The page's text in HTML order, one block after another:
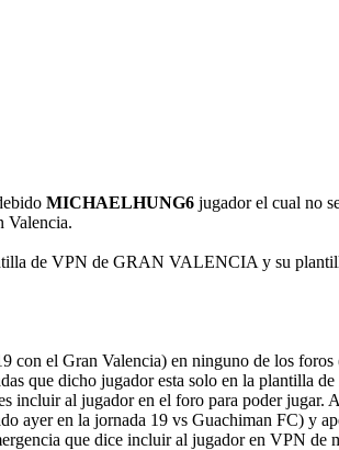
MICHAELHUNG6 jugador el cual no
Valencia.
de VPN de GRAN VALENCIA y su
con el Gran Valencia) en ninguno de los
que dicho jugador esta solo en la plantilla
incluir al jugador en el foro para poder jugar.
en la jornada 19 vs Guachiman FC) y
que dice incluir al jugador en VPN de